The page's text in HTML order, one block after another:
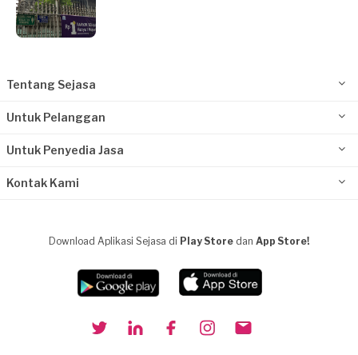
Tentang Sejasa
Untuk Pelanggan
Untuk Penyedia Jasa
Kontak Kami
Download Aplikasi Sejasa di Play Store dan App Store!